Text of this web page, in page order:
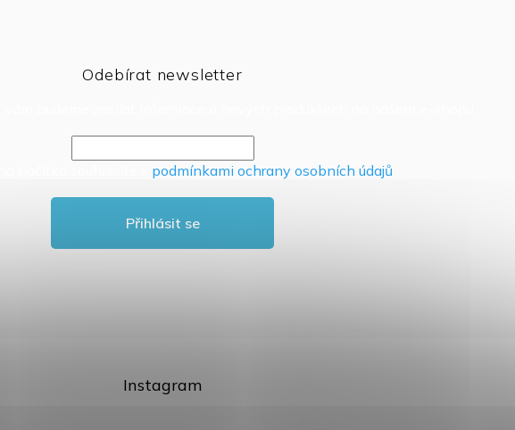
Odebírat newsletter
podmínkami ochrany osobních údajů
Přihlásit se
Instagram